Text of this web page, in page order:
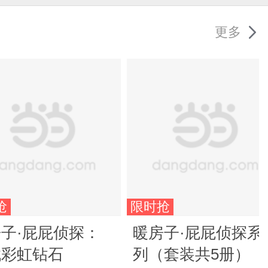
更多
·屁屁侦探：
虹钻石
限时抢
暖房子·屁屁侦探系
列（套装共5册）